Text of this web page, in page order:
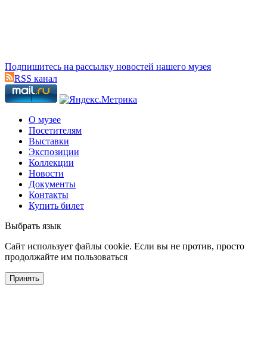
Подпишитесь на рассылку новостей нашего музея
RSS канал
О музее
Посетителям
Выставки
Экспозиции
Коллекции
Новости
Документы
Контакты
Купить билет
Выбрать язык
Cайт использует файлы cookie. Если вы не против, просто
продолжайте им пользоваться
Принять